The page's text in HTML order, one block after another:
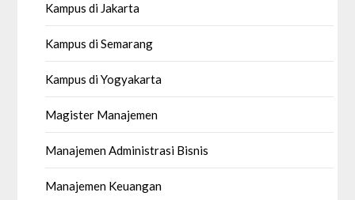
Kampus di Jakarta
Kampus di Semarang
Kampus di Yogyakarta
Magister Manajemen
Manajemen Administrasi Bisnis
Manajemen Keuangan